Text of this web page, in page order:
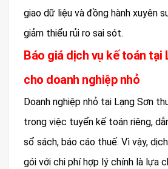
giao dữ liệu và đồng hành xuyên
giảm thiểu rủi ro sai sót.
Báo giá dịch vụ kế toán tại
cho doanh nghiệp nhỏ
Doanh nghiệp nhỏ tại Lạng Sơn
trong việc tuyển kế toán riêng,
sổ sách, báo cáo thuế. Vì vậy,
gói với chi phí hợp lý chính là lựa